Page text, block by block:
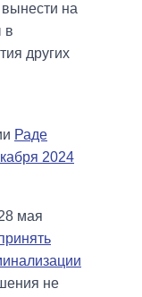
на
в
других
Раде
2024
мая
не